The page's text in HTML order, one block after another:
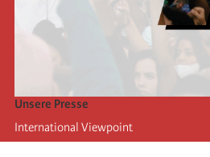
Unsere Presse
International Viewpoint